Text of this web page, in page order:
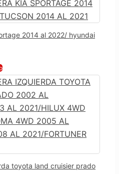
2014 al 2022/ hyundai
toyota land cruisier prado